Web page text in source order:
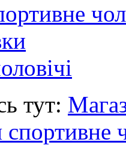
тут:
спортивне